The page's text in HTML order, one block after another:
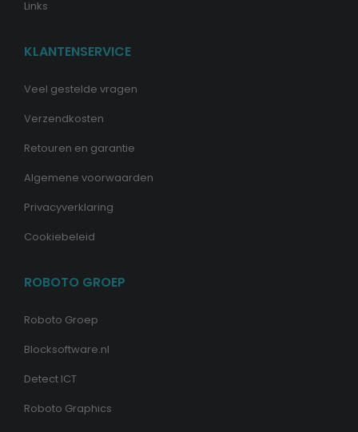
Links
KLANTENSERVICE
Veel gestelde vragen
Verzendkosten
Retouren en garantie
Algemene voorwaarden
Privacyverklaring
Cookiebeleid
ROBOTO GROEP
Roboto Groep
Blocksoftware.nl
Detect ICT
Roboto Graphics